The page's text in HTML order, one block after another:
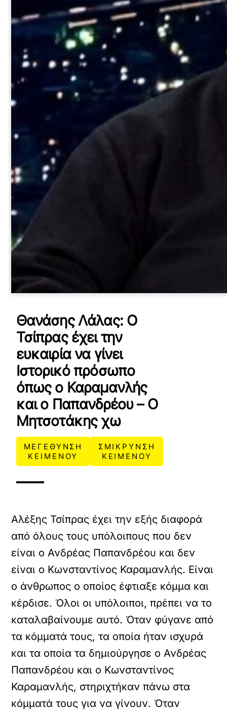
Θανάσης Λάλας: Ο
Τσίπρας έχει την
ευκαιρία να γίνει
Ιστορικό πρόσωπο
όπως ο Καραμανλής
και ο Παπανδρέου – Ο
Μητσοτάκης χω
ΜΕΓΕΘΥΝΣΗ
ΚΕΙΜΕΝΟΥ
ΣΜΙΚΡΥΝΣΗ
ΚΕΙΜΕΝΟΥ
Αλέξης Τσίπρας έχει την εξής διαφορά
από όλους τους υπόλοιπους που δεν
είναι ο Ανδρέας Παπανδρέου και δεν
είναι ο Κωνσταντίνος Καραμανλής. Είναι
ο άνθρωπος ο οποίος έφτιαξε κόμμα και
κέρδισε. Όλοι οι υπόλοιποι, πρέπει να το
καταλαβαίνουμε αυτό. Όταν φύγανε από
τα κόμματά τους, τα οποία ήταν ισχυρά
και τα οποία τα δημιούργησε ο Ανδρέας
Παπανδρέου και ο Κωνσταντίνος
Καραμανλής, στηριχτήκαν πάνω στα
κόμματά τους για να γίνουν. Όταν